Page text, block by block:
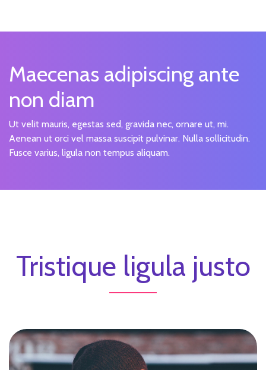
Maecenas adipiscing ante
non diam
Ut velit mauris, egestas sed, gravida nec, ornare ut, mi.
Aenean ut orci vel massa suscipit pulvinar. Nulla sollicitudin.
Fusce varius, ligula non tempus aliquam.
Tristique ligula justo